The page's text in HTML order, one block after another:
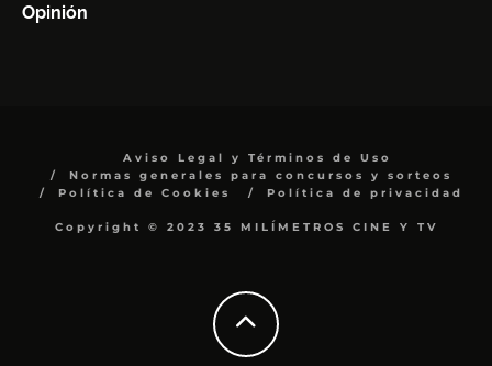
Opinión
Aviso Legal y Términos de Uso
Normas generales para concursos y sorteos
Política de Cookies
Política de privacidad
Copyright © 2023 35 MILÍMETROS CINE Y TV